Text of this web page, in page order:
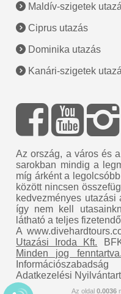
Maldív-szigetek
Ciprus utazás
Dominika utazás
Kanári-szigetek
Az ország, a város és
sarokban mindig a
míg árként a
között nincsen
kedvezményes
így nem kell
látható a teljes
A
Utazási Iroda Kft.
Minden jog fenntartva.
Adatkezelési
Az oldal 0.0036